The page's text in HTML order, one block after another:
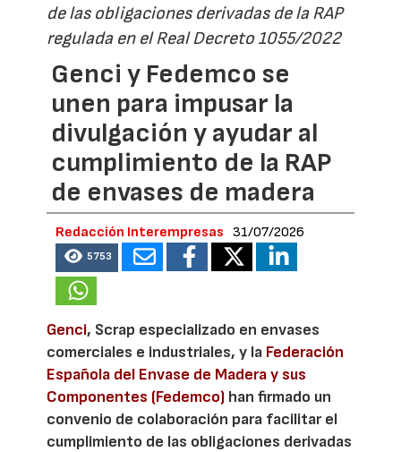
de las obligaciones derivadas de la RAP
regulada en el Real Decreto 1055/2022
Genci y Fedemco se
unen para impusar la
divulgación y ayudar al
cumplimiento de la RAP
de envases de madera
Redacción Interempresas 31/07/2026
5753
Genci, Scrap especializado en envases
comerciales e industriales, y la Federación
Española del Envase de Madera y sus
Componentes (Fedemco) han firmado un
convenio de colaboración para facilitar el
cumplimiento de las obligaciones derivadas